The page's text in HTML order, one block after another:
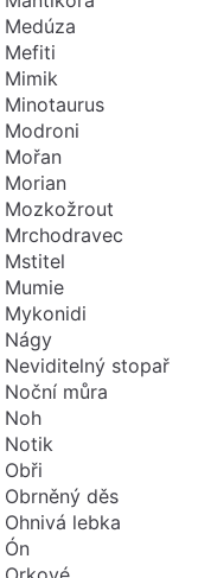
Medúza
Mefiti
Mimik
Minotaurus
Modroni
Mořan
Morian
Mozkožrout
Mrchodravec
Mstitel
Mumie
Mykonidi
Nágy
Neviditelný stopař
Noční můra
Noh
Notik
Obři
Obrněný děs
Ohnivá lebka
Ón